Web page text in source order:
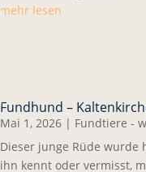
mehr lesen
Fundhund –
Mai 1, 2026 | Fundtiere -
Dieser junge Rüde wurde
ihn kennt oder vermisst,